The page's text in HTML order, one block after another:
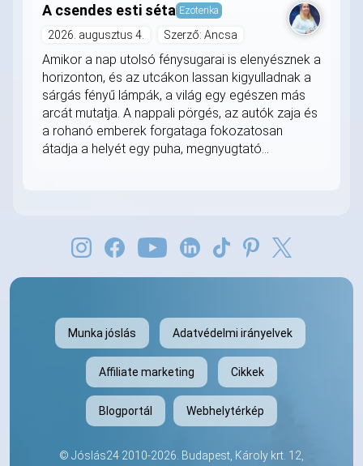
A csendes esti séta Ezoterika
2026. augusztus 4. Szerző: Ancsa
Amikor a nap utolsó fénysugarai is elenyésznek a
horizonton, és az utcákon lassan kigyulladnak a
sárgás fényű lámpák, a világ egy egészen más
arcát mutatja. A nappali pörgés, az autók zaja és
a rohanó emberek forgataga fokozatosan
átadja a helyét egy puha, megnyugtató...
Munka jóslás Adatvédelmi irányelvek
Affiliate marketing Cikkek
Blogportál Webhelytérkép
© Jóslás24 2010-2026. Budapest, Károly krt. 12,